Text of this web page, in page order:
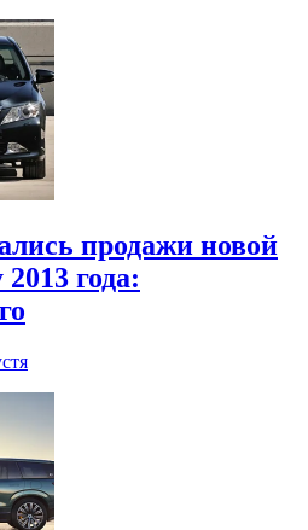
продажи новой
года: